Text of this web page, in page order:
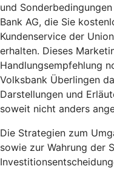
und
Bank AG, die Sie
Kundenservice der
erhalten. Dieses
Handlungsempfehlung
Volksbank Überlingen
Darstellungen und
soweit nicht anders
Die Strategien zum
sowie zur Wahrung der